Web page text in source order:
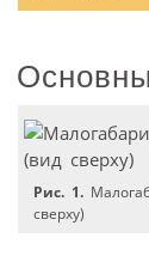
Рис. 1.
сверху)